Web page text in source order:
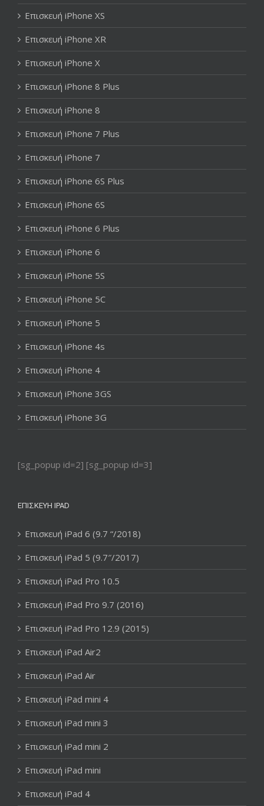
Επισκευή iPhone XS
Επισκευή iPhone XR
Επισκευή iPhone X
Επισκευή iPhone 8 Plus
Επισκευή iPhone 8
Επισκευή iPhone 7 Plus
Επισκευή iPhone 7
Επισκευή iPhone 6S Plus
Επισκευή iPhone 6S
Επισκευή iPhone 6 Plus
Επισκευή iPhone 6
Επισκευή iPhone 5S
Επισκευή iPhone 5C
Επισκευή iPhone 5
Επισκευή iPhone 4s
Επισκευή iPhone 4
Επισκευή iPhone 3GS
Επισκευή iPhone 3G
[sg_popup id=2] [sg_popup id=3]
ΕΠΙΣΚΕΥΉ IPAD
Επισκευή iPad 6 (9.7 “/2018)
Επισκευή iPad 5 (9.7″/2017)
Επισκευή iPad Pro 10.5
Επισκευή iPad Pro 9.7 (2016)
Επισκευή iPad Pro 12.9 (2015)
Επισκευή iPad Air2
Επισκευή iPad Air
Επισκευή iPad mini 4
Επισκευή iPad mini 3
Επισκευή iPad mini 2
Επισκευή iPad mini
Επισκευή iPad 4